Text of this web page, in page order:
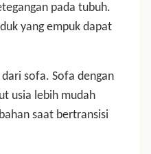
pada tubuh.
yang empuk dapat
sofa. Sofa dengan
usia lebih mudah
saat bertransisi